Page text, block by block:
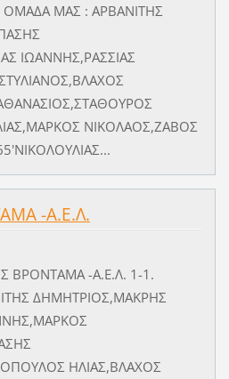
ΟΜΑΔΑ ΜΑΣ : ΑΡΒΑΝΙΤΗΣ
ΙΩΑΝΝΗΣ,ΡΑΣΣΙΑΣ
ΝΙΚΟΛΑΟΣ,ΖΑΒΟΣ
-Α.Ε.Λ.
ΒΡΟΝΤΑΜΑ -Α.Ε.Λ. 1-1.
ΔΗΜΗΤΡΙΟΣ,ΜΑΚΡΗΣ
ΗΛΙΑΣ,ΒΛΑΧΟΣ